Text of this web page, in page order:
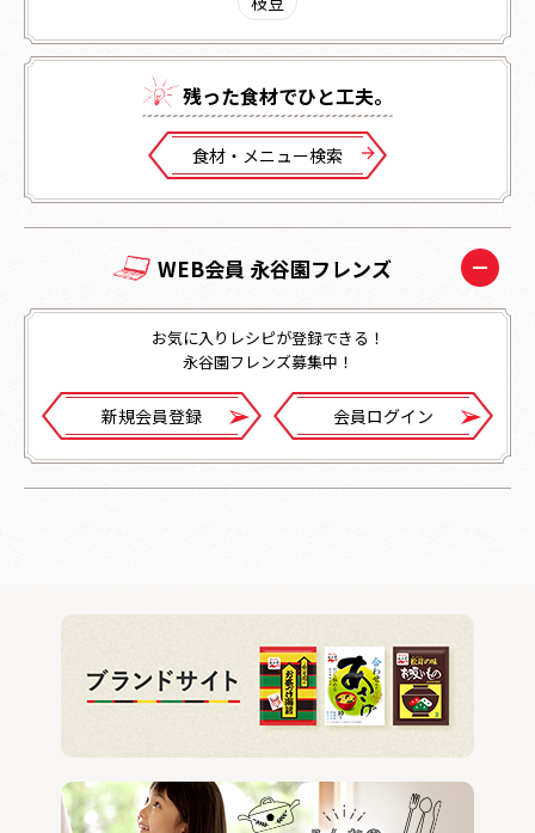
残った⾷材でひと⼯夫。
⾷材・メニュー検索
WEB会員 永谷園フレンズ
お気に入りレシピが登録できる！
永谷園フレンズ募集中！
新規会員登録 会員ログイン